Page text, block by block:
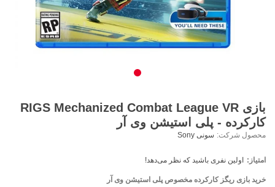
بازی RIGS Mechanized Combat League VR
کارکرده - پلی استیشن وی آر
محصول شرکت: سونی Sony
امتیاز: اولین نفری باشید که نظر می‌دهد!
خرید بازی ریگز کارکرده مخصوص پلی استیشن وی آر